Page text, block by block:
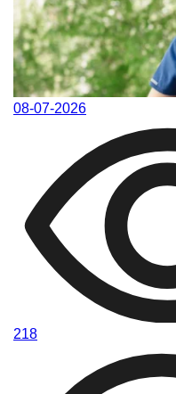
08-07-2026
218